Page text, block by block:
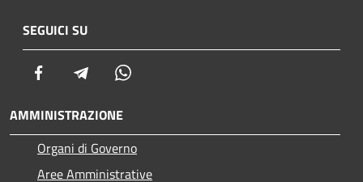
SEGUICI SU
Facebook Telegram
AMMINISTRAZIONE
Organi di Governo
Aree Amministrative